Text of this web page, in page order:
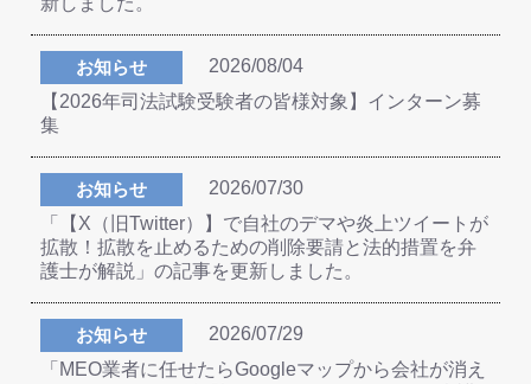
お知らせ
2026/08/04
【2026年司法試験受験者の皆様対象】インターン募
集
お知らせ
2026/07/30
「【X（旧Twitter）】で自社のデマや炎上ツイートが
拡散！拡散を止めるための削除要請と法的措置を弁
護士が解説」の記事を更新しました。
お知らせ
2026/07/29
「MEO業者に任せたらGoogleマップから会社が消え